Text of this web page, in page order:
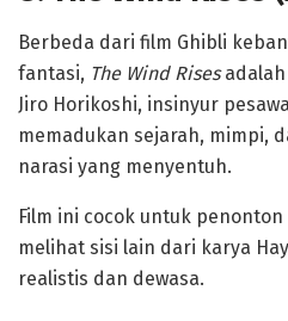
Berbeda dari film Ghibli
fantasi, The Wind Risesadalah
Jiro Horikoshi, insinyur
memadukan sejarah, mimpi,
narasi yang menyentuh.
Film ini cocok untuk
melihat sisi lain dari karya
realistis dan dewasa.